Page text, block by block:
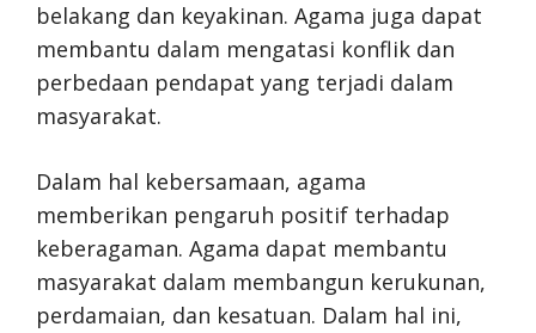
belakang dan keyakinan. Agama juga dapat
membantu dalam mengatasi konflik dan
perbedaan pendapat yang terjadi dalam
masyarakat.
Dalam hal kebersamaan, agama
memberikan pengaruh positif terhadap
keberagaman. Agama dapat membantu
masyarakat dalam membangun kerukunan,
perdamaian, dan kesatuan. Dalam hal ini,